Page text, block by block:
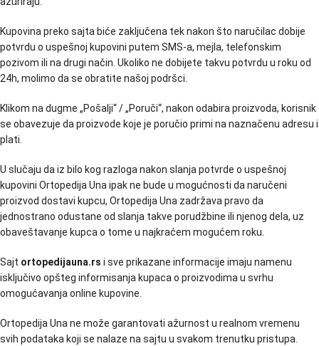
Kupovina preko sajta biće zaključena tek nakon što naručilac dobije
potvrdu o uspešnoj kupovini putem SMS-a, mejla, telefonskim
pozivom ili na drugi način. Ukoliko ne dobijete takvu potvrdu u roku od
24h, molimo da se obratite našoj podršci.
Klikom na dugme „Pošalji“ / „Poruči“, nakon odabira proizvoda, korisnik
se obavezuje da proizvode koje je poručio primi na naznačenu adresu i
plati.
U slučaju da iz bilo kog razloga nakon slanja potvrde o uspešnoj
kupovini Ortopedija Una ipak ne bude u mogućnosti da naručeni
proizvod dostavi kupcu, Ortopedija Una zadržava pravo da
jednostrano odustane od slanja takve porudžbine ili njenog dela, uz
obaveštavanje kupca o tome u najkraćem mogućem roku.
Sajt ortopedijauna.rs i sve prikazane informacije imaju namenu
isključivo opšteg informisanja kupaca o proizvodima u svrhu
omogućavanja online kupovine.
Ortopedija Una ne može garantovati ažurnost u realnom vremenu
svih podataka koji se nalaze na sajtu u svakom trenutku pristupa.